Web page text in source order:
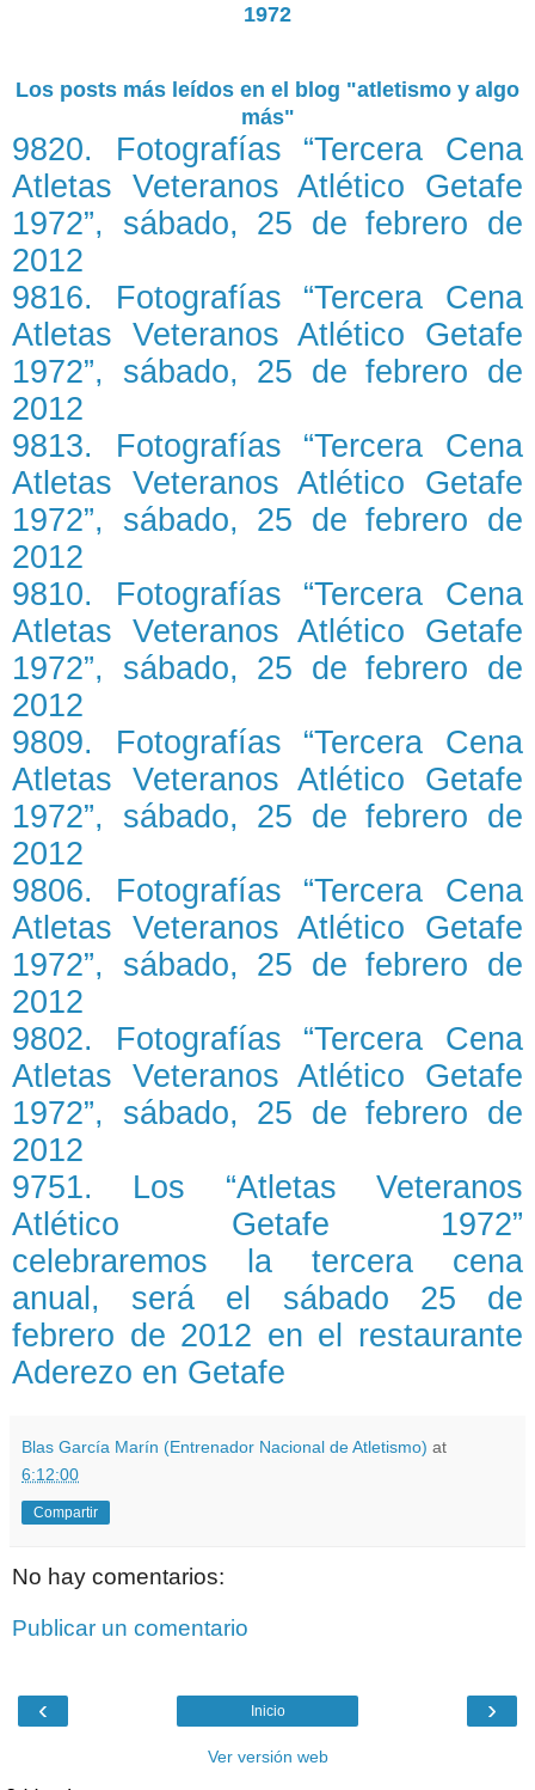
1972
Los posts más leídos en el blog "atletismo y algo
más"
9820. Fotografías “Tercera Cena
Atletas Veteranos Atlético Getafe
1972”, sábado, 25 de febrero de
2012
9816. Fotografías “Tercera Cena
Atletas Veteranos Atlético Getafe
1972”, sábado, 25 de febrero de
2012
9813. Fotografías “Tercera Cena
Atletas Veteranos Atlético Getafe
1972”, sábado, 25 de febrero de
2012
9810. Fotografías “Tercera Cena
Atletas Veteranos Atlético Getafe
1972”, sábado, 25 de febrero de
2012
9809. Fotografías “Tercera Cena
Atletas Veteranos Atlético Getafe
1972”, sábado, 25 de febrero de
2012
9806. Fotografías “Tercera Cena
Atletas Veteranos Atlético Getafe
1972”, sábado, 25 de febrero de
2012
9802. Fotografías “Tercera Cena
Atletas Veteranos Atlético Getafe
1972”, sábado, 25 de febrero de
2012
9751. Los “Atletas Veteranos
Atlético Getafe 1972”
celebraremos la tercera cena
anual, será el sábado 25 de
febrero de 2012 en el restaurante
Aderezo en Getafe
Blas García Marín (Entrenador Nacional de Atletismo) at
6:12:00
Compartir
No hay comentarios:
Publicar un comentario
‹ ›
Inicio
Ver versión web